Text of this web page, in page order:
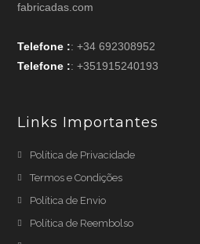
fabricadas.com
Telefone :: +34 692308952
Telefone :: +351915240193
Links Importantes
Política de Privacidade
Termos e Condições
Política de Envio
Política de Reembolso